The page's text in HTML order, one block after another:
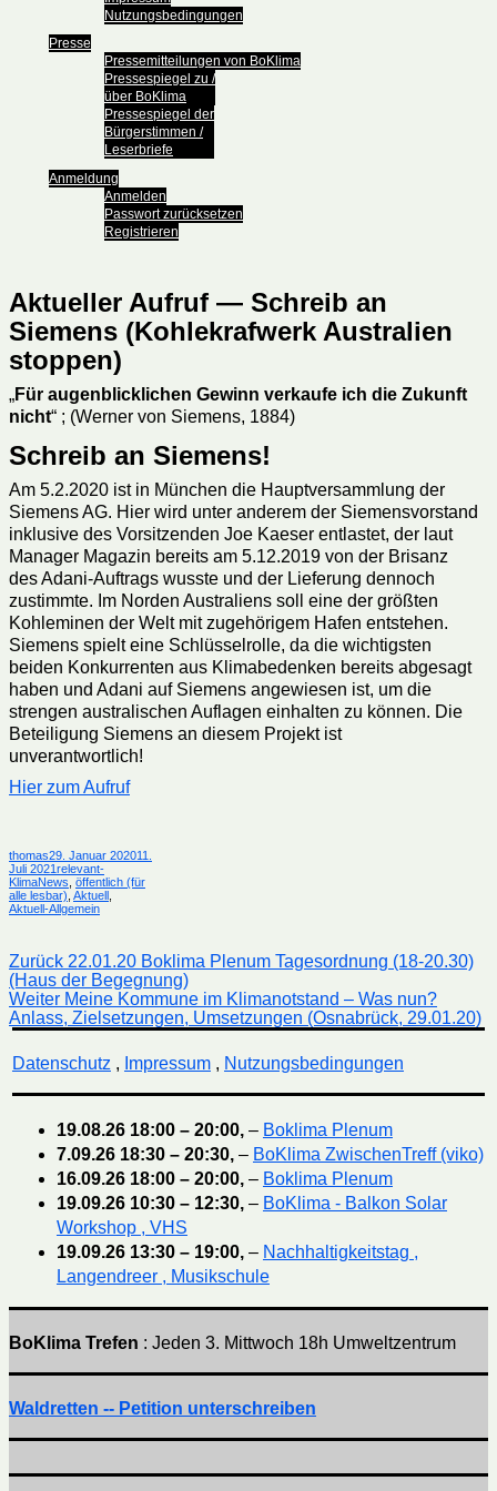
Nutzungsbedingungen
Presse
Pressemitteilungen von BoKlima
Pressespiegel zu /
über BoKlima
Pressespiegel der
Bürgerstimmen /
Leserbriefe
Anmeldung
Anmelden
Passwort zurücksetzen
Registrieren
Aktueller Aufruf — Schreib an
Siemens (Kohlekrafwerk Australien
stoppen)
„Für augenblicklichen Gewinn verkaufe ich die Zukunft
nicht“ ; (Werner von Siemens, 1884)
Schreib an Siemens!
Am 5.2.2020 ist in München die Hauptversammlung der
Siemens AG. Hier wird unter anderem der Siemensvorstand
inklusive des Vorsitzenden Joe Kaeser entlastet, der laut
Manager Magazin bereits am 5.12.2019 von der Brisanz
des Adani-Auftrags wusste und der Lieferung dennoch
zustimmte. Im Norden Australiens soll eine der größten
Kohleminen der Welt mit zugehörigem Hafen entstehen.
Siemens spielt eine Schlüsselrolle, da die wichtigsten
beiden Konkurrenten aus Klimabedenken bereits abgesagt
haben und Adani auf Siemens angewiesen ist, um die
strengen australischen Auflagen einhalten zu können. Die
Beteiligung Siemens an diesem Projekt ist
unverantwortlich!
Hier zum Aufruf
Autor
thomasVeröffentlicht
am
29. Januar 202011.
Juli 2021Kategorien
relevant-
KlimaNews öffentlich (für
alle lesbar) Aktuell
Aktuell-Allgemein
Beitragsnavigation
Zurück Vorheriger
Beitrag:
22.01.20 Boklima Plenum Tagesordnung (18-20.30)
(Haus der Begegnung)
Weiter Nächster
Beitrag:
Meine Kommune im Klimanotstand – Was nun?
Anlass, Zielsetzungen, Umsetzungen (Osnabrück, 29.01.20)
Datenschutz , Impressum, Nutzungsbedingungen
19.08.26 18:00 – 20:00, – Boklima Plenum
7.09.26 18:30 – 20:30, – BoKlima ZwischenTreff (viko)
16.09.26 18:00 – 20:00, – Boklima Plenum
19.09.26 10:30 – 12:30, – BoKlima - Balkon Solar
Workshop , VHS
19.09.26 13:30 – 19:00, – Nachhaltigkeitstag ,
Langendreer , Musikschule
BoKlima Trefen : Jeden 3. Mittwoch 18h Umweltzentrum
Waldretten -- Petition unterschreiben